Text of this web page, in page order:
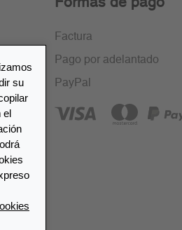
Factura
Pago por adelantado
PayPal
su
el